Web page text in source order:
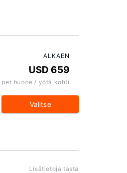
ALKAEN
USD 659
per huone / yötä kohti
Valitse
Lisätietoja tästä